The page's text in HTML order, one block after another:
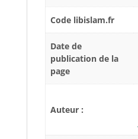
Code libislam.fr
Date de
publication de la
page
Auteur :